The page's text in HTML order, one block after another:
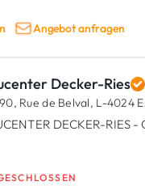
Angebot anfragen
Decker-Ries
90, Rue de Belval, L-4024
DECKER-RIES -